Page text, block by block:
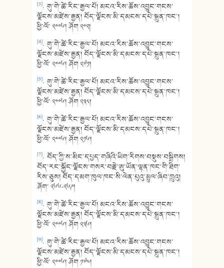
[3]. གུ་གེ་ཚེ་རིང་རྒྱལ་པོ། མངའ་རིས་ཆོས་འབྱུང་གངས་
ལྗོངས་མཛེས་རྒྱན། བོད་ལྗོངས་མི་དམངས་དཔེ་སྐྲུན་ཁང་།
ཕྱི་ལོ་ ༢༠༠༦། ཤོག ༢༠༢།
[4]. གུ་གེ་ཚེ་རིང་རྒྱལ་པོ། མངའ་རིས་ཆོས་འབྱུང་གངས་
ལྗོངས་མཛེས་རྒྱན། བོད་ལྗོངས་མི་དམངས་དཔེ་སྐྲུན་ཁང་།
ཕྱི་ལོ་ ༢༠༠༦། ཤོག ༢༧༡།
[5]. གུ་གེ་ཚེ་རིང་རྒྱལ་པོ། མངའ་རིས་ཆོས་འབྱུང་གངས་
ལྗོངས་མཛེས་རྒྱན། བོད་ལྗོངས་མི་དམངས་དཔེ་སྐྲུན་ཁང་།
ཕྱི་ལོ་ ༢༠༠༦། ཤོག ༢༣༨།
[6]. གུ་གེ་ཚེ་རིང་རྒྱལ་པོ། མངའ་རིས་ཆོས་འབྱུང་གངས་
ལྗོངས་མཛེས་རྒྱན། བོད་ལྗོངས་མི་དམངས་དཔེ་སྐྲུན་ཁང་།
ཕྱི་ལོ་ ༢༠༠༦། ཤོག ༢༡༦།
[7]. བོད་ཀྱི་ས་མིང་དཔྱད་གཞིའི་ཡིག་རིགས་བསྡུས་བསྒྲིགས།
བོད་རང་སྐྱོང་ལྗོངས་གསར་བརྗེ་ཨུ་ཡོན་ལྷན་ཁང་གི་ཐིག་
རིས་ཅུས། བོད་དམག་ཁུལ་ཁང་སི་ལེན་པུའུ་མྱུལ་ཞིབ་ཁྲུའུ།
ཤོག་ ༢༦༦-༢༦༩།
[8]. གུ་གེ་ཚེ་རིང་རྒྱལ་པོ། མངའ་རིས་ཆོས་འབྱུང་གངས་
ལྗོངས་མཛེས་རྒྱན། བོད་ལྗོངས་མི་དམངས་དཔེ་སྐྲུན་ཁང་།
ཕྱི་ལོ་ ༢༠༠༦། ཤོག ༢༣༦།
[9]. གུ་གེ་ཚེ་རིང་རྒྱལ་པོ། མངའ་རིས་ཆོས་འབྱུང་གངས་
ལྗོངས་མཛེས་རྒྱན། བོད་ལྗོངས་མི་དམངས་དཔེ་སྐྲུན་ཁང་།
ཕྱི་ལོ་ ༢༠༠༦། ཤོག ༡༧༤།